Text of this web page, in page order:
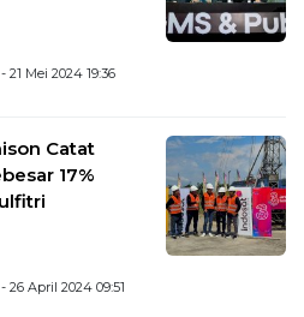
- 21 Mei 2024 19:36
Catat
17%
- 26 April 2024 09:51